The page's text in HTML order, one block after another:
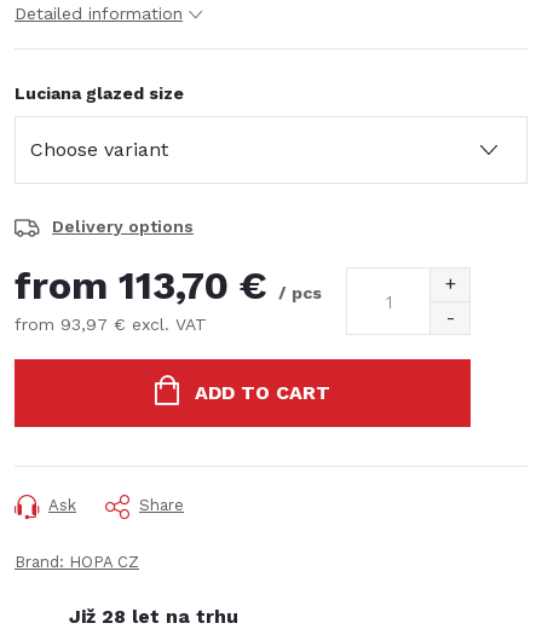
Detailed information
Luciana glazed size
Delivery options
from 113,70 €
/ pcs
from 93,97 € excl. VAT
ADD TO CART
Ask Share
Brand: HOPA CZ
Již 28 let na trhu